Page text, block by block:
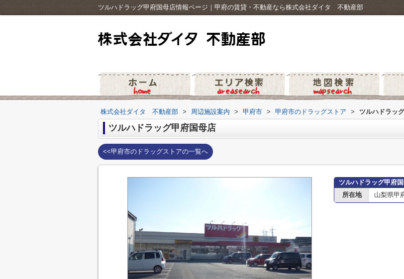
ツルハドラッグ甲府国母店情報ページ｜甲府の賃貸・不動産なら株式会社ダイタ 不動産部
株式会社ダイタ 不動産部 > 周辺施設案内 > 甲府市 > 甲府市のドラッグストア > ツルハドラッ
ツルハドラッグ甲府国母店
<<甲府市のドラッグストアの一覧へ
ツルハドラッグ甲府
所在地
山梨県甲